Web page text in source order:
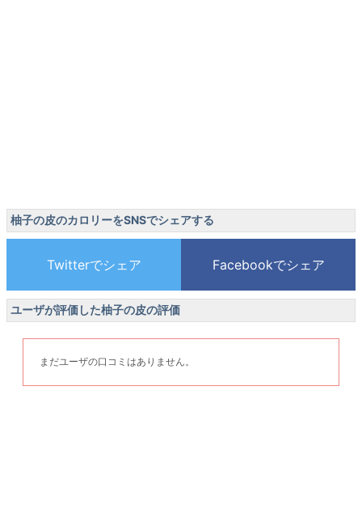
柚子の皮のカロリーをSNSでシェアする
ユーザが評価した柚子の皮の評価
まだユーザの口コミはありません。